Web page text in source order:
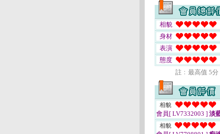
相貌
身材
表演
態度
註﹕最高值 5分
相貌
會員[ LV7332003 ] 淡
相貌